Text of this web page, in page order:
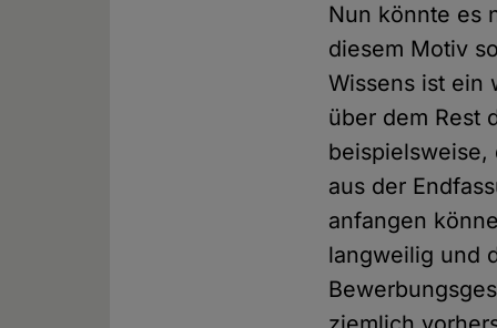
Nun könnte es
diesem Motiv
Wissens ist ein
über dem Rest
beispielsweise,
aus der
anfangen
langweilig und